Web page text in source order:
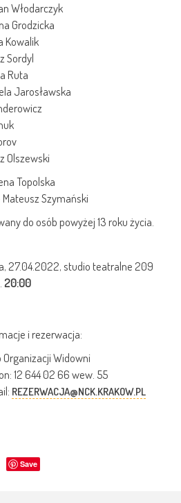
Włodarczyk
Grodzicka
Kowalik
Sordyl
Ruta
Jarosławska
Olszewski
Topolska
Szymański
do osób powyżej 13 roku życia.
27.04.2022, studio teatralne 209
20:00
i rezerwacja:
Organizacji Widowni
12 644 02 66 wew. 55
REZERWACJA@NCK.KRAKOW.PL
Save